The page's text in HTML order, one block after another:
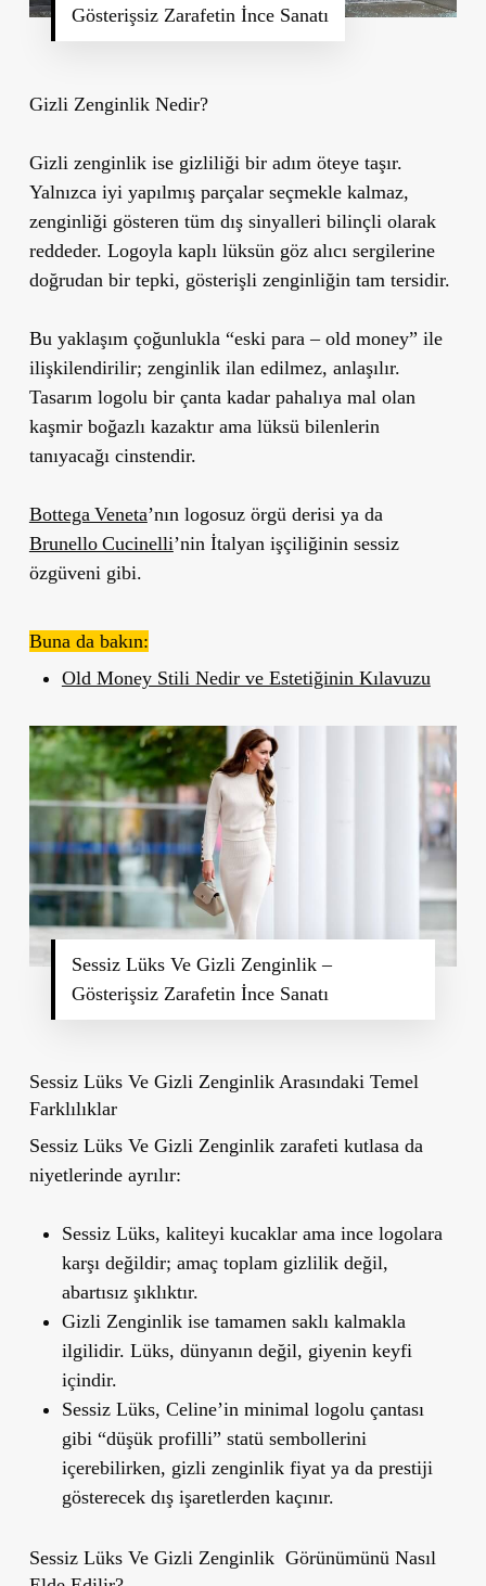
Gösterişsiz Zarafetin İnce Sanatı
Gizli Zenginlik Nedir?
Gizli zenginlik ise gizliliği bir adım öteye taşır.
Yalnızca iyi yapılmış parçalar seçmekle kalmaz,
zenginliği gösteren tüm dış sinyalleri bilinçli olarak
reddeder. Logoyla kaplı lüksün göz alıcı sergilerine
doğrudan bir tepki, gösterişli zenginliğin tam tersidir.
Bu yaklaşım çoğunlukla “eski para – old money” ile
ilişkilendirilir; zenginlik ilan edilmez, anlaşılır.
Tasarım logolu bir çanta kadar pahalıya mal olan
kaşmir boğazlı kazaktır ama lüksü bilenlerin
tanıyacağı cinstendir.
Bottega Veneta’nın logosuz örgü derisi ya da
Brunello Cucinelli’nin İtalyan işçiliğinin sessiz
özgüveni gibi.
Buna da bakın:
Old Money Stili Nedir ve Estetiğinin Kılavuzu
Sessiz Lüks Ve Gizli Zenginlik –
Gösterişsiz Zarafetin İnce Sanatı
Sessiz Lüks Ve Gizli Zenginlik Arasındaki Temel
Farklılıklar
Sessiz Lüks Ve Gizli Zenginlik zarafeti kutlasa da
niyetlerinde ayrılır:
Sessiz Lüks, kaliteyi kucaklar ama ince logolara
karşı değildir; amaç toplam gizlilik değil,
abartısız şıklıktır.
Gizli Zenginlikise tamamen saklı kalmakla
ilgilidir. Lüks, dünyanın değil, giyenin keyfi
içindir.
Sessiz Lüks, Celine’in minimal logolu çantası
gibi “düşük profilli” statü sembollerini
içerebilirken, gizli zenginlik fiyat ya da prestiji
gösterecek dış işaretlerden kaçınır.
Sessiz Lüks Ve Gizli Zenginlik Görünümünü Nasıl